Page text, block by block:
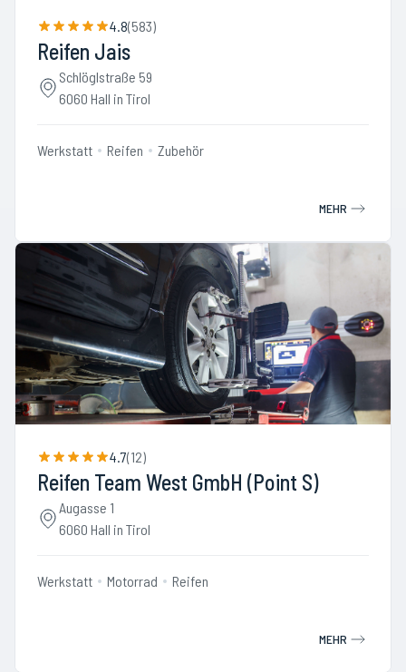
4.8(583)
Reifen Jais
Schlöglstraße 59
6060 Hall in Tirol
Werkstatt Reifen Zubehör
MEHR
4.7(12)
Reifen Team West GmbH (Point S)
Augasse 1
6060 Hall in Tirol
Werkstatt Motorrad Reifen
MEHR